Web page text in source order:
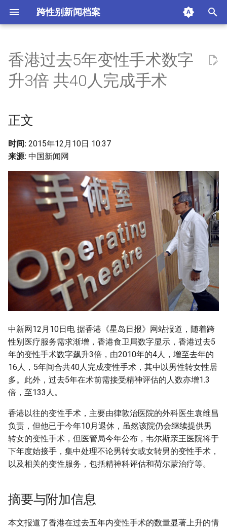
跨性别新闻档案
n
t
a
l
i
g
a
c
h
正文
附加信息 [Processed Page
香港过去5年变性手术数字
升3倍 共40人完成手术
正文
时间: 2015年12月10日 10:37
来源: 中国新闻网
中新网12月10日电 据香港《星岛日报》网站报道，随着跨
性别医疗服务需求渐增，香港食卫局数字显示，香港过去5
年的变性手术数字飙升3倍，由2010年的4人，增至去年的
16人，5年间合共40人完成变性手术，其中以男性转女性居
多。此外，过去5年在术前需接受精神评估的人数亦增1.3
倍，至133人。
香港以往的变性手术，主要由律敦治医院的外科医生袁维昌
负责，但他已于今年10月退休，虽然该院仍会继续提供男
转女的变性手术，但医管局今年公布，韦尔斯亲王医院将于
下年度始接手，集中处理不论男转女或女转男的变性手术，
以及相关的变性服务，包括精神科评估和荷尔蒙治疗等。
摘要与附加信息
本文报道了香港在过去五年内变性手术的数量显著上升的情